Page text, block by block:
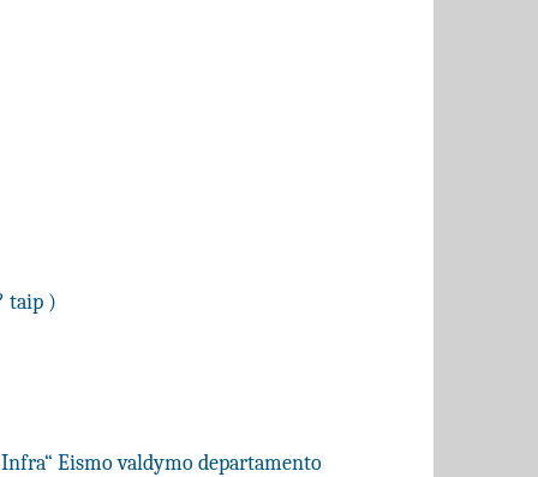
taip )
Eismo valdymo departamento